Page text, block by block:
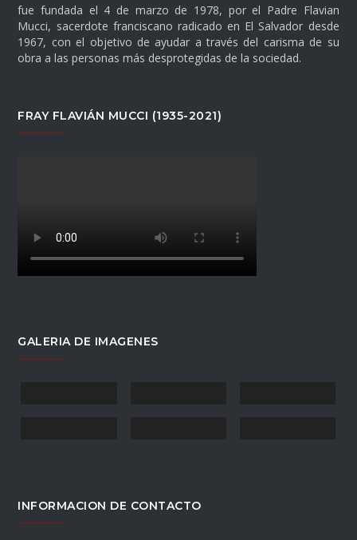
fue fundada el 4 de marzo de 1978, por el Padre Flavian
Mucci, sacerdote franciscano radicado en El Salvador desde
1967, con el objetivo de ayudar a través del carisma de su
obra a las personas más desprotegidas de la sociedad.
FRAY FLAVIÁN MUCCI (1935-2021)
GALERIA DE IMAGENES
INFORMACION DE CONTACTO